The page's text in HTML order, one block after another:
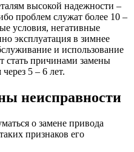
высокой надежности –
проблем служат более 10 –
условия, негативные
эксплуатация в зимнее
и использование
стать причинами замены
5 – 6 лет.
неисправности
о замене привода
признаков его